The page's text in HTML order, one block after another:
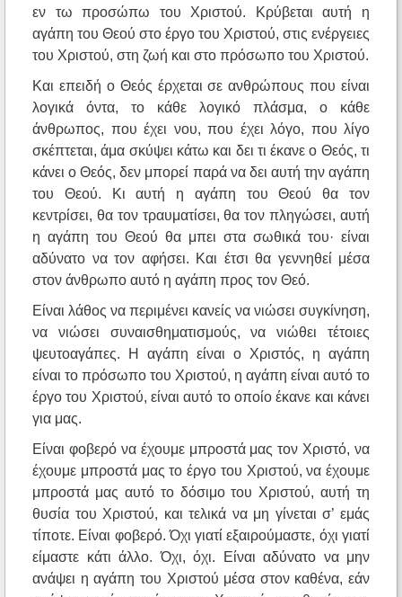
εν τω προσώπω του Χριστού. Κρύβεται αυτή η
αγάπη του Θεού στο έργο του Χριστού, στις ενέργειες
του Χριστού, στη ζωή και στο πρόσωπο του Χριστού.
Και επειδή ο Θεός έρχεται σε ανθρώπους που είναι
λογικά όντα, το κάθε λογικό πλάσμα, ο κάθε
άνθρωπος, που έχει νου, που έχει λόγο, που λίγο
σκέπτεται, άμα σκύψει κάτω και δει τι έκανε ο Θεός, τι
κάνει ο Θεός, δεν μπορεί παρά να δει αυτή την αγάπη
του Θεού. Κι αυτή η αγάπη του Θεού θα τον
κεντρίσει, θα τον τραυματίσει, θα τον πληγώσει, αυτή
η αγάπη του Θεού θα μπει στα σωθικά του· είναι
αδύνατο να τον αφήσει. Και έτσι θα γεννηθεί μέσα
στον άνθρωπο αυτό η αγάπη προς τον Θεό.
Είναι λάθος να περιμένει κανείς να νιώσει συγκίνηση,
να νιώσει συναισθηματισμούς, να νιώθει τέτοιες
ψευτοαγάπες. Η αγάπη είναι ο Χριστός, η αγάπη
είναι το πρόσωπο του Χριστού, η αγάπη είναι αυτό το
έργο του Χριστού, είναι αυτό το οποίο έκανε και κάνει
για μας.
Είναι φοβερό να έχουμε μπροστά μας τον Χριστό, να
έχουμε μπροστά μας το έργο του Χριστού, να έχουμε
μπροστά μας αυτό το δόσιμο του Χριστού, αυτή τη
θυσία του Χριστού, και τελικά να μη γίνεται σ’ εμάς
τίποτε. Είναι φοβερό. Όχι γιατί εξαιρούμαστε, όχι γιατί
είμαστε κάτι άλλο. Όχι, όχι. Είναι αδύνατο να μην
ανάψει η αγάπη του Χριστού μέσα στον καθένα, εάν